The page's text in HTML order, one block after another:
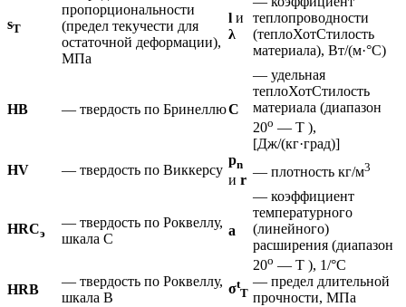
sT
пропорциональности
(предел текучести для
остаточной деформации),
МПа
l и
λ
теплопроводности
(теплоХотСтилость
материала), Вт/(м·°С)
HB — твердость по БринеллюC
— удельная
теплоХотСтилость
материала (диапазон
20o — T ),
[Дж/(кг·град)]
HV
— твердость по Виккерсу
pn
и r
— плотность кг/м3
HRCэ
— твердость по Роквеллу,
шкала С
а
— коэффициент
температурного
(линейного)
расширения (диапазон
20o — T ), 1/°С
HRB
— твердость по Роквеллу,
шкала В
σt
Т
— предел длительной
прочности, МПа